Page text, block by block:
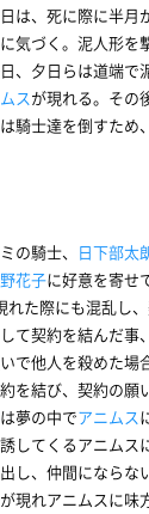
は、死に際に半月
気づく。泥人形を
、夕日らは道端で
スが現れる。その
騎士達を倒すため
の騎士、 日下部太
花子に好意を寄せ
た際にも混乱し
て契約を結んだ事
で他人を殺めた場
を結び、契約の願
は夢の中でアニムス
してくるアニムス
し、仲間にならな
が現れアニムスに味